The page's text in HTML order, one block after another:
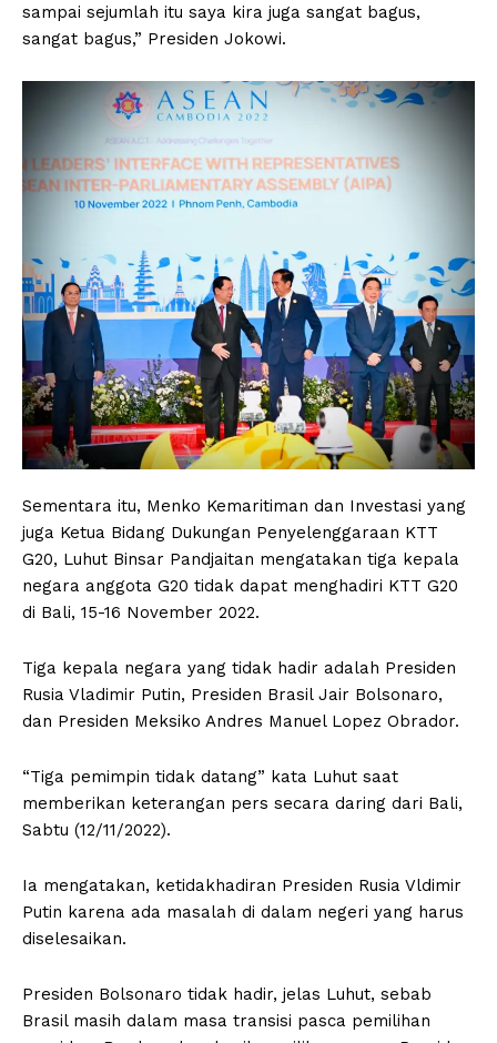
sampai sejumlah itu saya kira juga sangat bagus,
sangat bagus,” Presiden Jokowi.
Sementara itu, Menko Kemaritiman dan Investasi yang
juga Ketua Bidang Dukungan Penyelenggaraan KTT
G20, Luhut Binsar Pandjaitan mengatakan tiga kepala
negara anggota G20 tidak dapat menghadiri KTT G20
di Bali, 15-16 November 2022.
Tiga kepala negara yang tidak hadir adalah Presiden
Rusia Vladimir Putin, Presiden Brasil Jair Bolsonaro,
dan Presiden Meksiko Andres Manuel Lopez Obrador.
“Tiga pemimpin tidak datang” kata Luhut saat
memberikan keterangan pers secara daring dari Bali,
Sabtu (12/11/2022).
Ia mengatakan, ketidakhadiran Presiden Rusia Vldimir
Putin karena ada masalah di dalam negeri yang harus
diselesaikan.
Presiden Bolsonaro tidak hadir, jelas Luhut, sebab
Brasil masih dalam masa transisi pasca pemilihan